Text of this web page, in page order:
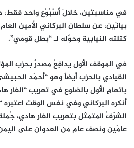
في مناسبتَين، خلالَ أُسْبُوْع واحد فقط،
بيانَين، عن سلطان البركاني الأمين
كتلته النيابية وحوّله لـ “بطل قومي”.
في الموقف الأول يدافِعُ مصدرٌ بحزب
القيادي بالحزب أيضاً وهو “أحمَد
أنكره البركاني وفي نفس الوقت اعتبره
الشرَفُ المتمثل بتهريب الفار هادي،
عامَين ونصف عام من العدوان على